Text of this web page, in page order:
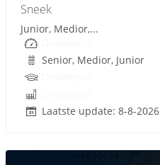
Sneek
Junior, Medior,...
Senior, Medior, Junior
Laatste update: 8-8-2026